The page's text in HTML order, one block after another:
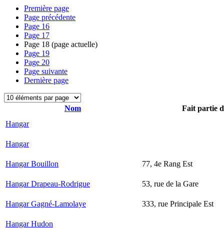
Première page
Page précédente
Page 16
Page 17
Page 18 (page actuelle)
Page 19
Page 20
Page suivante
Dernière page
Nom
Fait partie
Hangar
Hangar
Hangar Bouillon 77, 4e Rang Est
Hangar Drapeau-Rodrigue 53, rue de la Gare
Hangar Gagné-Lamolaye 333, rue Principale Est
Hangar Hudon